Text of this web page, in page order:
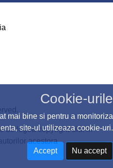
Cookie-urile
mai bine si pentru a monitoriza
site-ul utilizeaza cookie-uri.
Accept Nu accept
de legea copyright-ului in
acestora